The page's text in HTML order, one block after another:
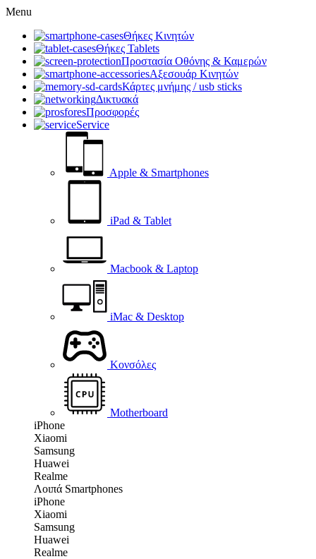
Menu
Θήκες Κινητών
Θήκες Tablets
Προστασία Οθόνης & Καμερών
Αξεσουάρ Κινητών
Κάρτες μνήμης / usb sticks
Δικτυακά
Προσφορές
Service
Apple & Smartphones
iPad & Tablet
Macbook & Laptop
iMac & Desktop
Κονσόλες
Motherboard
iPhone
Xiaomi
Samsung
Huawei
Realme
Λοιπά Smartphones
iPhone
Xiaomi
Samsung
Huawei
Realme